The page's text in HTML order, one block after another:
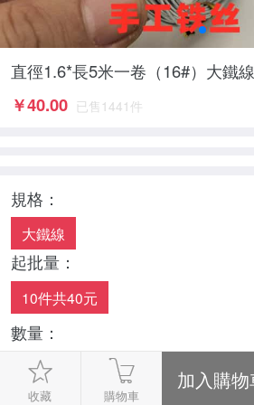
直徑1.6*長5米一卷（16#）大鐵線
￥40.00 已售 1441 件
規格：
大鐵線
起批量：
10件共40元
數量：
-
+
收藏 購物車